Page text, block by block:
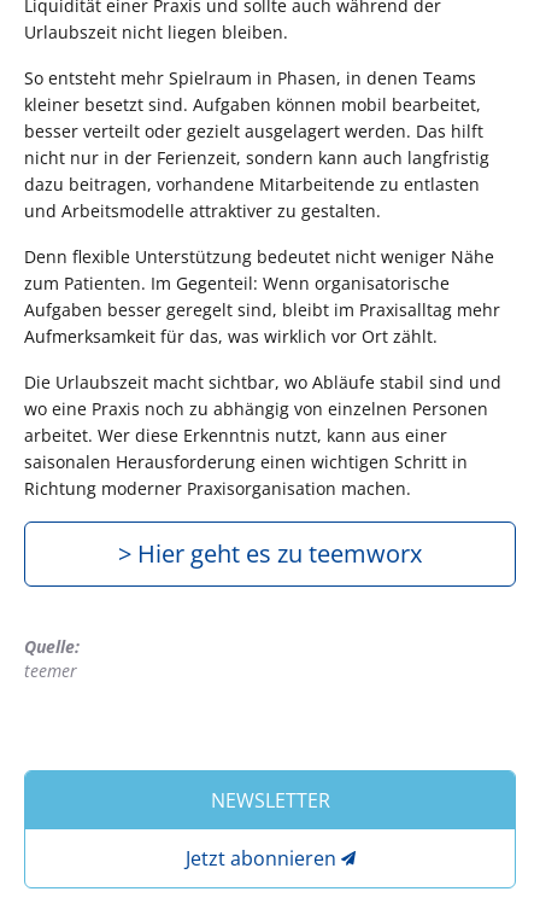
Liquidität einer Praxis und sollte auch während der
Urlaubszeit nicht liegen bleiben.
So entsteht mehr Spielraum in Phasen, in denen Teams
kleiner besetzt sind. Aufgaben können mobil bearbeitet,
besser verteilt oder gezielt ausgelagert werden. Das hilft
nicht nur in der Ferienzeit, sondern kann auch langfristig
dazu beitragen, vorhandene Mitarbeitende zu entlasten
und Arbeitsmodelle attraktiver zu gestalten.
Denn flexible Unterstützung bedeutet nicht weniger Nähe
zum Patienten. Im Gegenteil: Wenn organisatorische
Aufgaben besser geregelt sind, bleibt im Praxisalltag mehr
Aufmerksamkeit für das, was wirklich vor Ort zählt.
Die Urlaubszeit macht sichtbar, wo Abläufe stabil sind und
wo eine Praxis noch zu abhängig von einzelnen Personen
arbeitet. Wer diese Erkenntnis nutzt, kann aus einer
saisonalen Herausforderung einen wichtigen Schritt in
Richtung moderner Praxisorganisation machen.
> Hier geht es zu teemworx
Quelle:
teemer
NEWSLETTER
Jetzt abonnieren